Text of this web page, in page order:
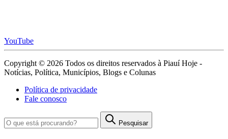
YouTube
Copyright © 2026 Todos os direitos reservados à Piauí Hoje -
Notícias, Política, Municípios, Blogs e Colunas
Política de privacidade
Fale conosco
Pesquisar